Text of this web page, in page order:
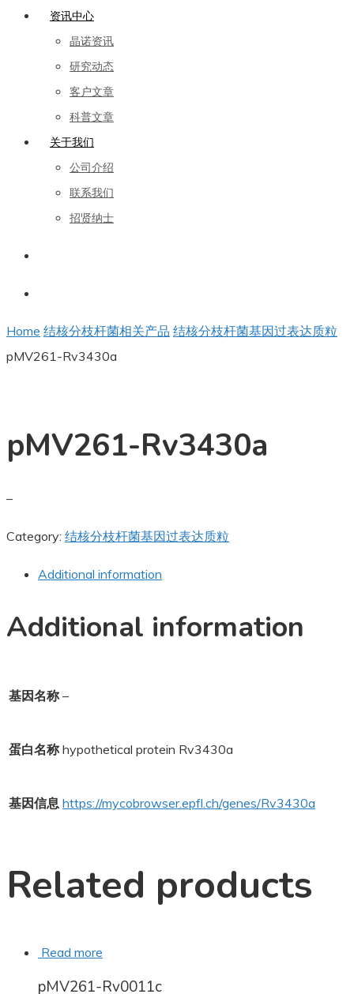
资讯中心
晶诺资讯
研究动态
客户文章
科普文章
关于我们
公司介绍
联系我们
招贤纳士
Home 结核分枝杆菌相关产品 结核分枝杆菌基因过表达质粒
pMV261-Rv3430a
pMV261-Rv3430a
–
Category: 结核分枝杆菌基因过表达质粒
Additional information
Additional information
基因名称 –
蛋白名称 hypothetical protein Rv3430a
基因信息 https://mycobrowser.epfl.ch/genes/Rv3430a
Related products
Read more
pMV261-Rv0011c